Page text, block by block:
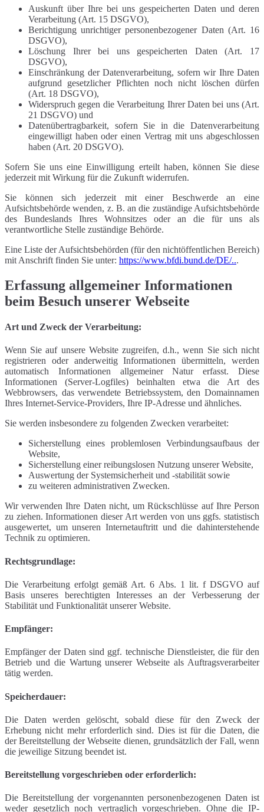
Auskunft über Ihre bei uns gespeicherten Daten und deren
Verarbeitung (Art. 15 DSGVO),
Berichtigung unrichtiger personenbezogener Daten (Art. 16
DSGVO),
Löschung Ihrer bei uns gespeicherten Daten (Art. 17
DSGVO),
Einschränkung der Datenverarbeitung, sofern wir Ihre Daten
aufgrund gesetzlicher Pflichten noch nicht löschen dürfen
(Art. 18 DSGVO),
Widerspruch gegen die Verarbeitung Ihrer Daten bei uns (Art.
21 DSGVO) und
Datenübertragbarkeit, sofern Sie in die Datenverarbeitung
eingewilligt haben oder einen Vertrag mit uns abgeschlossen
haben (Art. 20 DSGVO).
Sofern Sie uns eine Einwilligung erteilt haben, können Sie diese
jederzeit mit Wirkung für die Zukunft widerrufen.
Sie können sich jederzeit mit einer Beschwerde an eine
Aufsichtsbehörde wenden, z. B. an die zuständige Aufsichtsbehörde
des Bundeslands Ihres Wohnsitzes oder an die für uns als
verantwortliche Stelle zuständige Behörde.
Eine Liste der Aufsichtsbehörden (für den nichtöffentlichen Bereich)
mit Anschrift finden Sie unter: https://www.bfdi.bund.de/DE/...
Erfassung allgemeiner Informationen
beim Besuch unserer Webseite
Art und Zweck der Verarbeitung:
Wenn Sie auf unsere Website zugreifen, d.h., wenn Sie sich nicht
registrieren oder anderweitig Informationen übermitteln, werden
automatisch Informationen allgemeiner Natur erfasst. Diese
Informationen (Server-Logfiles) beinhalten etwa die Art des
Webbrowsers, das verwendete Betriebssystem, den Domainnamen
Ihres Internet-Service-Providers, Ihre IP-Adresse und ähnliches.
Sie werden insbesondere zu folgenden Zwecken verarbeitet:
Sicherstellung eines problemlosen Verbindungsaufbaus der
Website,
Sicherstellung einer reibungslosen Nutzung unserer Website,
Auswertung der Systemsicherheit und -stabilität sowie
zu weiteren administrativen Zwecken.
Wir verwenden Ihre Daten nicht, um Rückschlüsse auf Ihre Person
zu ziehen. Informationen dieser Art werden von uns ggfs. statistisch
ausgewertet, um unseren Internetauftritt und die dahinterstehende
Technik zu optimieren.
Rechtsgrundlage:
Die Verarbeitung erfolgt gemäß Art. 6 Abs. 1 lit. f DSGVO auf
Basis unseres berechtigten Interesses an der Verbesserung der
Stabilität und Funktionalität unserer Website.
Empfänger:
Empfänger der Daten sind ggf. technische Dienstleister, die für den
Betrieb und die Wartung unserer Webseite als Auftragsverarbeiter
tätig werden.
Speicherdauer:
Die Daten werden gelöscht, sobald diese für den Zweck der
Erhebung nicht mehr erforderlich sind. Dies ist für die Daten, die
der Bereitstellung der Webseite dienen, grundsätzlich der Fall, wenn
die jeweilige Sitzung beendet ist.
Bereitstellung vorgeschrieben oder erforderlich:
Die Bereitstellung der vorgenannten personenbezogenen Daten ist
weder gesetzlich noch vertraglich vorgeschrieben. Ohne die IP-